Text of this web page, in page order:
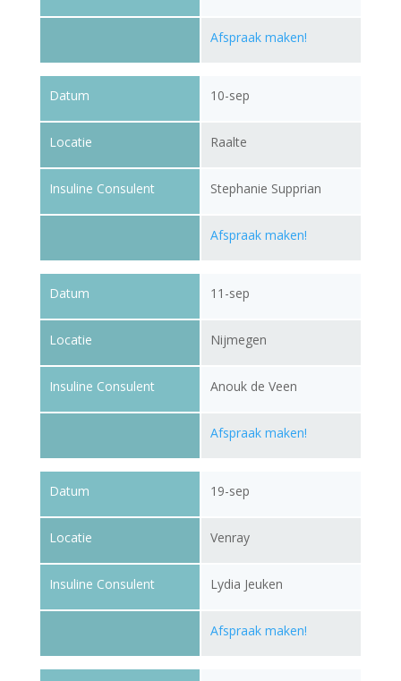
Afspraak maken!
Datum
Locatie
Insuline Consulent
10-sep
Raalte
Stephanie Supprian
Afspraak maken!
Datum
Locatie
Insuline Consulent
11-sep
Nijmegen
Anouk de Veen
Afspraak maken!
Datum
Locatie
Insuline Consulent
19-sep
Venray
Lydia Jeuken
Afspraak maken!